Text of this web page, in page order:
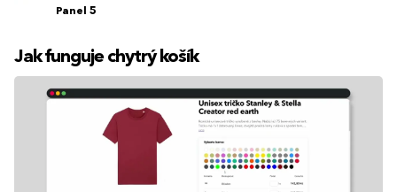
Panel 5
Jak funguje chytrý košík